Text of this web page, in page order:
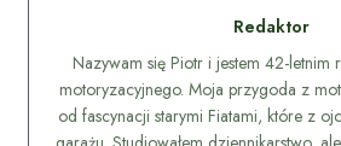
Redaktor
Nazywam się Piotr i jestem 42-letnim
motoryzacyjnego. Moja przygoda z
od fascynacji starymi Fiatami, które z